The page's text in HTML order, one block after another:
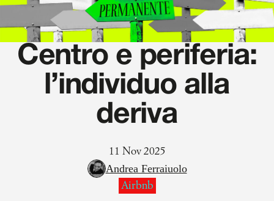
Centro e periferia:
l’individuo alla
deriva
11 Nov 2025
Andrea Ferraiuolo
Airbnb